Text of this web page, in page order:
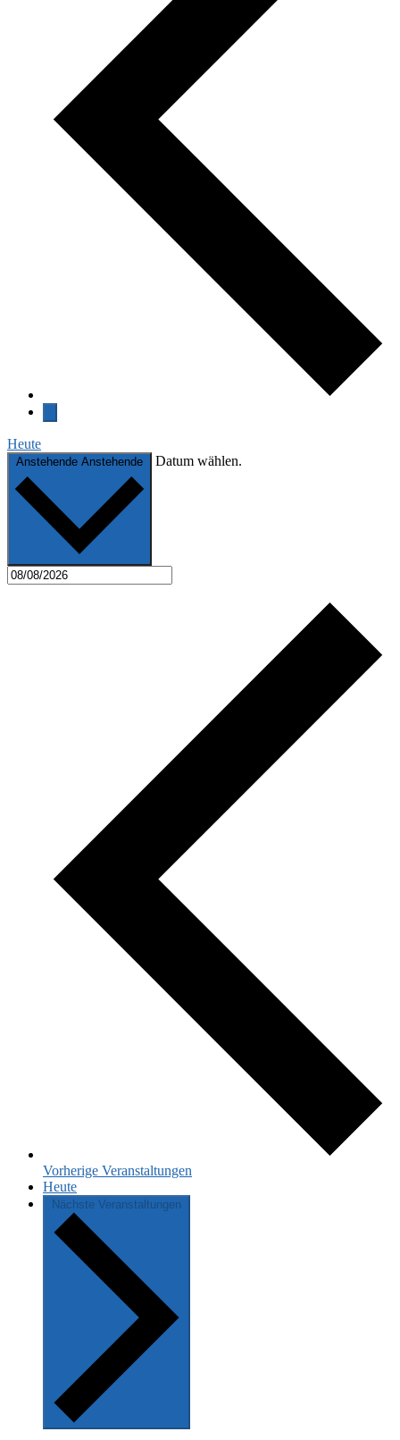
Heute
Anstehende Anstehende Datum wählen.
Vorherige Veranstaltungen
Heute
Nächste Veranstaltungen